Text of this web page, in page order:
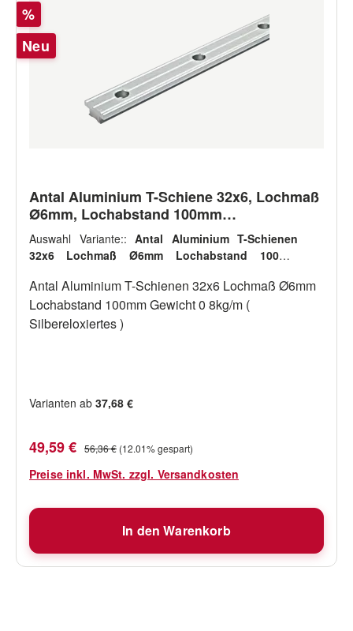
Rabatt
%
Neu
Antal Aluminium T-Schiene 32x6, Lochmaß
Ø6mm, Lochabstand 100mm
(Silbereloxiert)
Auswahl Variante:: Antal Aluminium T-Schienen
32x6 Lochmaß Ø6mm Lochabstand 100mm
Antal Aluminium T-Schienen 32x6 Lochmaß Ø6mm
Lochabstand 100mm Gewicht 0 8kg/m (
Silbereloxiertes )
Varianten ab 37,68 €
Verkaufspreis:
49,59 € Regulärer Preis:
56,36 € (12.01% gespart)
Preise inkl. MwSt. zzgl. Versandkosten
In den Warenkorb